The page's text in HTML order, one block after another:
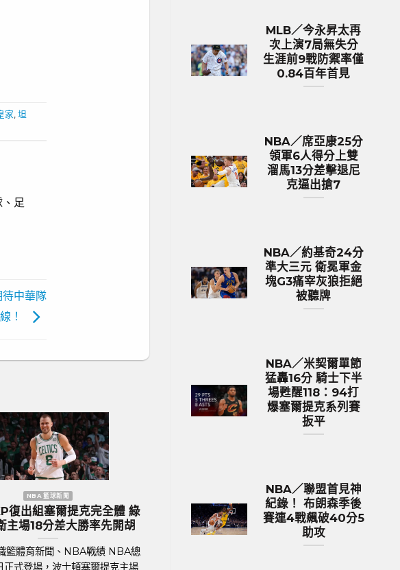
家 ,坦
足
中華隊
！
2024歐國盃球隊身價排行 英格蘭身
價531億台幣傲視群雄
足球聯賽體育新聞、足球戰績 在今年德國舉
行的歐洲國家盃中，英格蘭以12.9億英鎊
MLB 棒球新聞
MLB／今永昇太再次上
生涯前9戰防禦率僅
MLB／今永昇太再
次上演7局無失分
生涯前9戰防禦率僅
0.84百年首見
NBA／席亞康25分
領軍6人得分上雙
溜馬13分差擊退尼
克逼出搶7
NBA／約基奇24分
準大三元 衛冕軍金
塊G3痛宰灰狼拒絕
被聽牌
NBA／米契爾單節
猛轟16分 騎士下半
場甦醒118：94打
爆塞爾提克系列賽
扳平
NBA／聯盟首見神
紀錄！ 布朗森季後
賽連4戰飆破40分5
助攻